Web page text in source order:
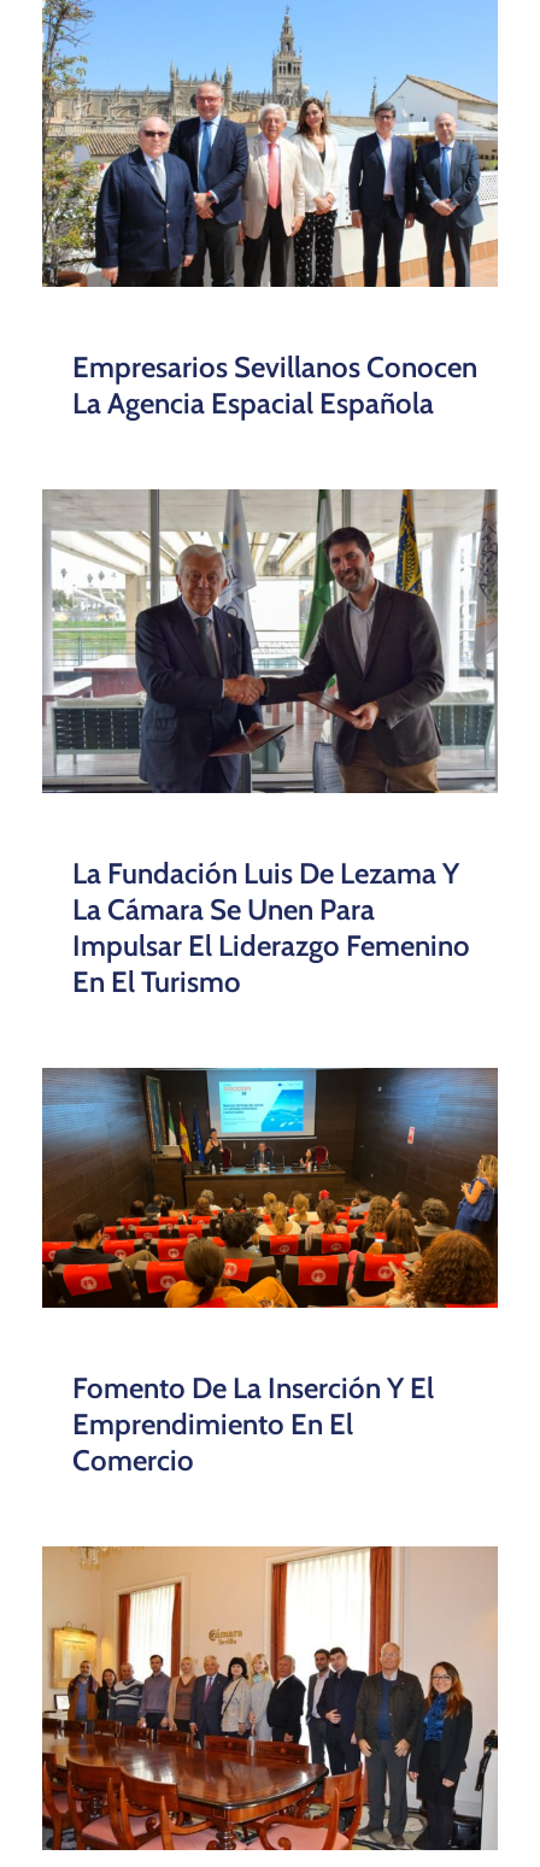
Empresarios Sevillanos Conocen
La Agencia Espacial Española
La Fundación Luis De Lezama Y
La Cámara Se Unen Para
Impulsar El Liderazgo Femenino
En El Turismo
Fomento De La Inserción Y El
Emprendimiento En El
Comercio